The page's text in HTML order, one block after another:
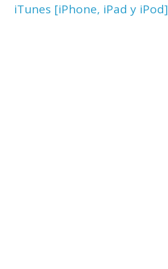
iTunes [iPhone, iPad y iPod]